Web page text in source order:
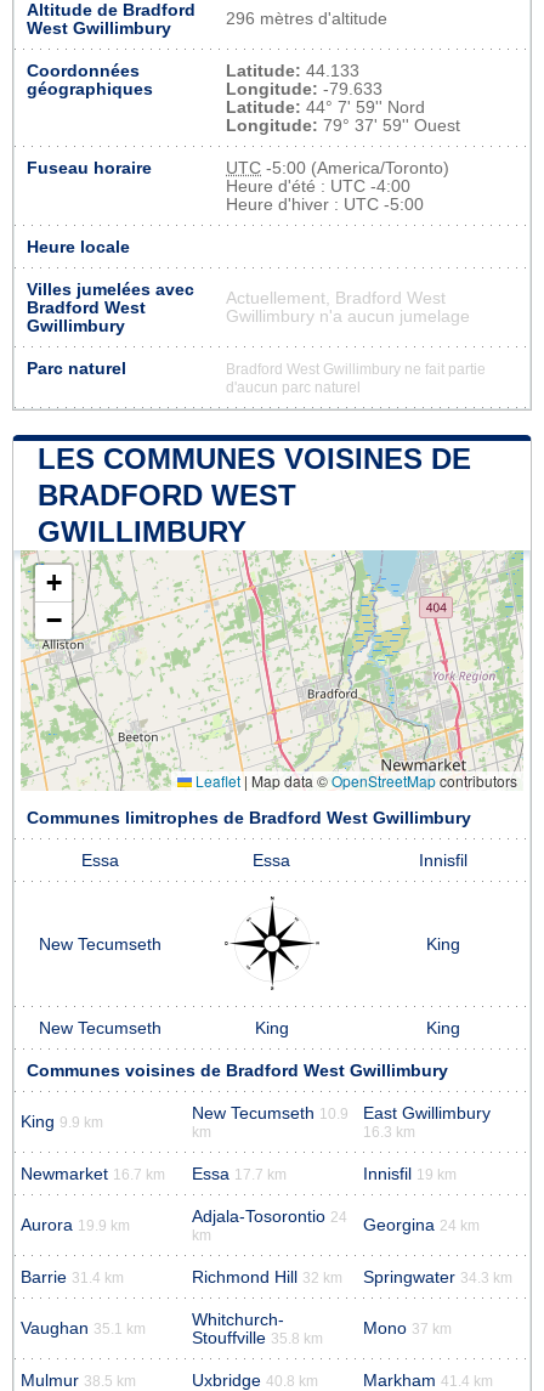
Altitude de Bradford
West Gwillimbury
296 mètres d'altitude
Coordonnées
géographiques
Latitude: 44.133
Longitude: -79.633
Latitude: 44° 7' 59'' Nord
Longitude: 79° 37' 59'' Ouest
Fuseau horaire UTC -5:00 (America/Toronto)
Heure d'été : UTC -4:00
Heure d'hiver : UTC -5:00
Heure locale
Villes jumelées avec
Bradford West
Gwillimbury
Actuellement, Bradford West
Gwillimbury n'a aucun jumelage
Parc naturel
Bradford West Gwillimbury ne fait partie
d'aucun parc naturel
LES COMMUNES VOISINES DE
BRADFORD WEST
GWILLIMBURY
+
−
Leaflet | Map data ©OpenStreetMapcontributors
Communes limitrophes de Bradford West Gwillimbury
Essa Essa Innisfil
New Tecumseth King
New Tecumseth King King
Communes voisines de Bradford West Gwillimbury
King 9.9 km New Tecumseth 10.9
km
East Gwillimbury
16.3 km
Newmarket 16.7 km Essa 17.7 km Innisfil 19 km
Aurora 19.9 km Adjala-Tosorontio 24
km
Georgina 24 km
Barrie 31.4 km Richmond Hill 32 km Springwater 34.3 km
Vaughan 35.1 km
Whitchurch-
Stouffville 35.8 km
Mono 37 km
Mulmur 38.5 km Uxbridge 40.8 km Markham 41.4 km